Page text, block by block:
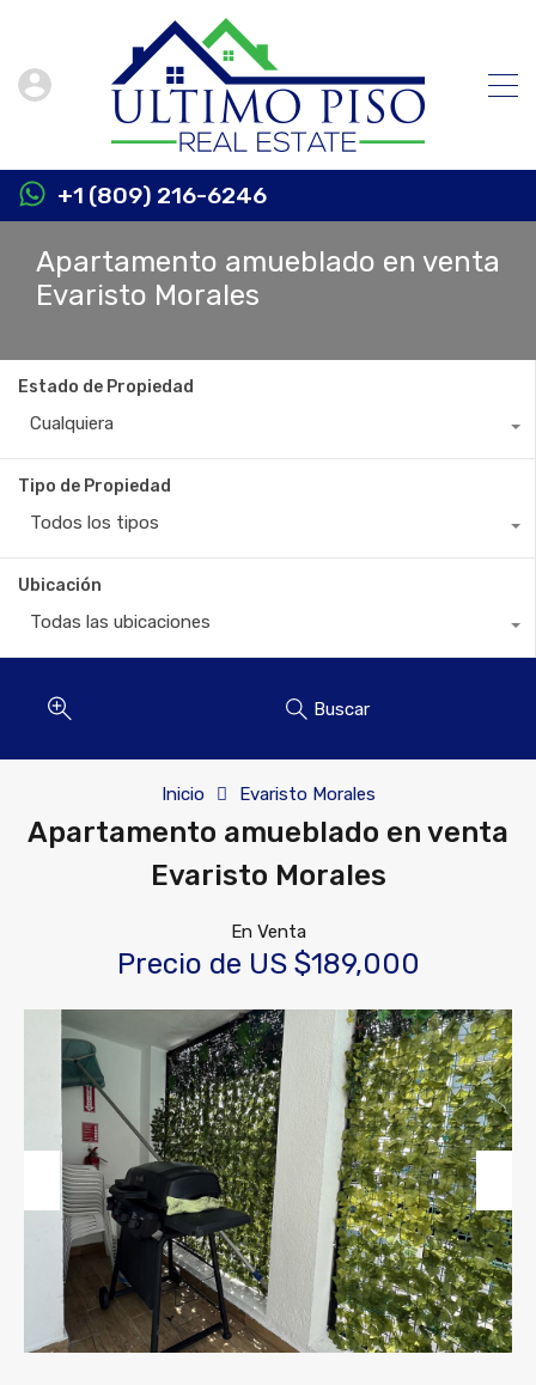
+1 (809) 216-6246
Apartamento amueblado en venta
Evaristo Morales
Estado de Propiedad
Cualquiera
Tipo de Propiedad
Todos los tipos
Ubicación
Todas las ubicaciones
Buscar
Inicio Evaristo Morales
Apartamento amueblado en venta
Evaristo Morales
En Venta
Precio de US $189,000
Previous Next